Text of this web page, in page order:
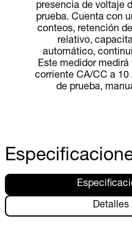
presencia de voltaje
prueba. Cuenta con
conteos, retención
relativo,
automático,
Este medidor
corriente CA/CC a
de prueba,
Detalles